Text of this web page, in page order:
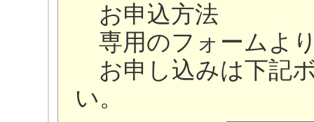
お申込方法
専用のフォームよ
お申し込みは下記
い。